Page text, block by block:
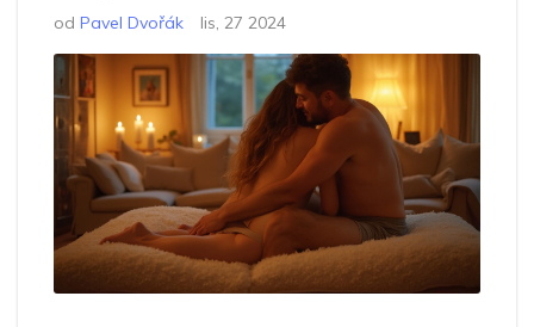
od Pavel Dvořák lis, 27 2024